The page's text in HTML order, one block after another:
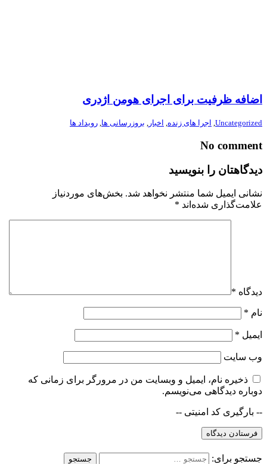
اضافه ظرفیت برای اجرای هومن اژدری
Uncategorized
, اجرا های زنده, اخبار , بروزرسانی ها, رویداد ها
No comment
دیدگاهتان را بنویسید
نشانی ایمیل شما منتشر نخواهد شد. بخش‌های موردنیاز
علامت‌گذاری شده‌اند *
دیدگاه *
نام *
ایمیل *
وب‌ سایت
ذخیره نام، ایمیل و وبسایت من در مرورگر برای زمانی که
دوباره دیدگاهی می‌نویسم.
-- بارگیری کد امنیتی --
جستجو برای: